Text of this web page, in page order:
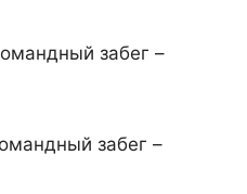
забег –
забег –